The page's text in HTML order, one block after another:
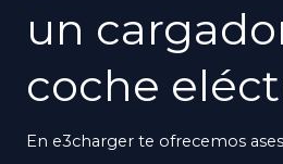
un
coche
En e3charger te ofrecemos